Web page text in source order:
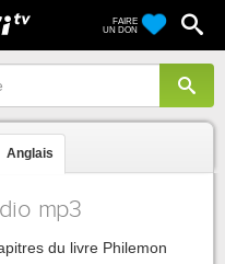
FAIRE
UN DON
Anglais
mp3
du livre Philemon